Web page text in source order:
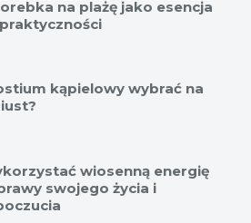
na plażę jako esencja
kąpielowy wybrać na
wiosenną energię
swojego życia i